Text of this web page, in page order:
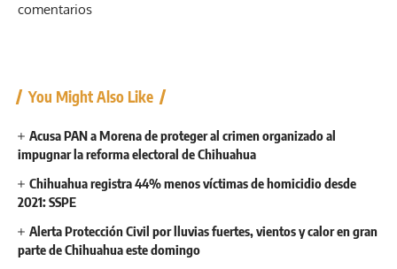
comentarios
You Might Also Like
Acusa PAN a Morena de proteger al crimen organizado al
impugnar la reforma electoral de Chihuahua
Chihuahua registra 44% menos víctimas de homicidio desde
2021: SSPE
Alerta Protección Civil por lluvias fuertes, vientos y calor en gran
parte de Chihuahua este domingo